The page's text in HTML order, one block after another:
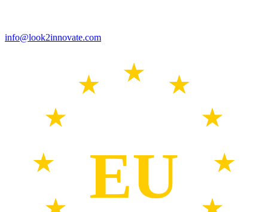
info@look2innovate.com
EU